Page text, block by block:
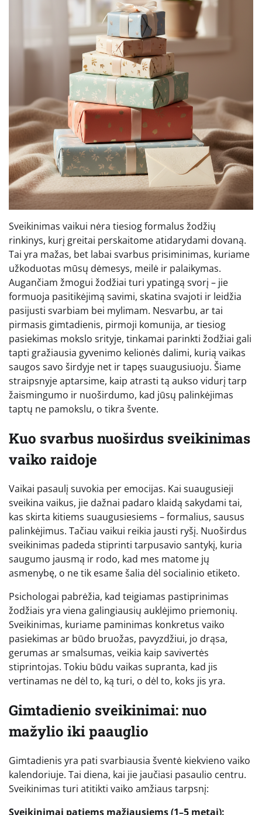
Sveikinimas vaikui nėra tiesiog formalus žodžių
rinkinys, kurį greitai perskaitome atidarydami dovaną.
Tai yra mažas, bet labai svarbus prisiminimas, kuriame
užkoduotas mūsų dėmesys, meilė ir palaikymas.
Augančiam žmogui žodžiai turi ypatingą svorį – jie
formuoja pasitikėjimą savimi, skatina svajoti ir leidžia
pasijusti svarbiam bei mylimam. Nesvarbu, ar tai
pirmasis gimtadienis, pirmoji komunija, ar tiesiog
pasiekimas mokslo srityje, tinkamai parinkti žodžiai gali
tapti gražiausia gyvenimo kelionės dalimi, kurią vaikas
saugos savo širdyje net ir tapęs suaugusiuoju. Šiame
straipsnyje aptarsime, kaip atrasti tą aukso vidurį tarp
žaismingumo ir nuoširdumo, kad jūsų palinkėjimas
taptų ne pamokslu, o tikra švente.
Kuo svarbus nuoširdus sveikinimas
vaiko raidoje
Vaikai pasaulį suvokia per emocijas. Kai suaugusieji
sveikina vaikus, jie dažnai padaro klaidą sakydami tai,
kas skirta kitiems suaugusiesiems – formalius, sausus
palinkėjimus. Tačiau vaikui reikia jausti ryšį. Nuoširdus
sveikinimas padeda stiprinti tarpusavio santykį, kuria
saugumo jausmą ir rodo, kad mes matome jų
asmenybę, o ne tik esame šalia dėl socialinio etiketo.
Psichologai pabrėžia, kad teigiamas pastiprinimas
žodžiais yra viena galingiausių auklėjimo priemonių.
Sveikinimas, kuriame paminimas konkretus vaiko
pasiekimas ar būdo bruožas, pavyzdžiui, jo drąsa,
gerumas ar smalsumas, veikia kaip savivertės
stiprintojas. Tokiu būdu vaikas supranta, kad jis
vertinamas ne dėl to, ką turi, o dėl to, koks jis yra.
Gimtadienio sveikinimai: nuo
mažylio iki paauglio
Gimtadienis yra pati svarbiausia šventė kiekvieno vaiko
kalendoriuje. Tai diena, kai jie jaučiasi pasaulio centru.
Sveikinimas turi atitikti vaiko amžiaus tarpsnį:
Sveikinimai patiems mažiausiems (1–5 metai):